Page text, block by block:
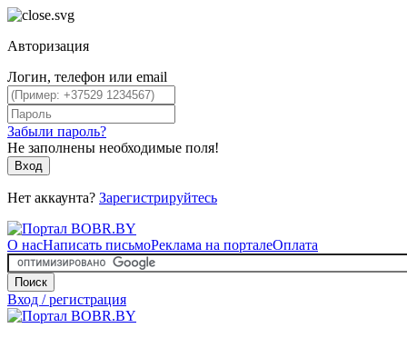
Авторизация
Логин, телефон или email
Забыли пароль?
Не заполнены необходимые поля!
Вход
Нет аккаунта? Зарегистрируйтесь
О насНаписать письмоРеклама на порталеОплата
Поиск
Вход / регистрация